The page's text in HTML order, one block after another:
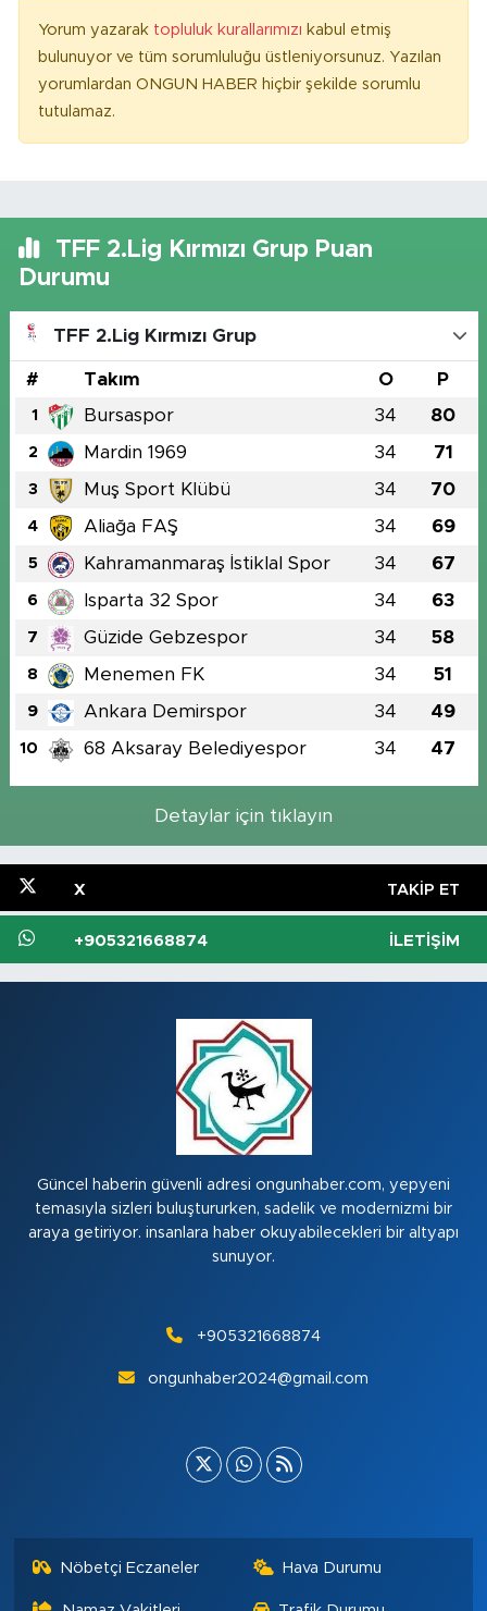
Yorum yazarak topluluk kurallarımızı kabul etmiş
bulunuyor ve tüm sorumluluğu üstleniyorsunuz. Yazılan
yorumlardan ONGUN HABER hiçbir şekilde sorumlu
tutulamaz.
TFF 2.Lig Kırmızı Grup Puan
Durumu
TFF 2.Lig Kırmızı Grup
# Takım O P
1 Bursaspor 34 80
2 Mardin 1969 34 71
3 Muş Sport Klübü 34 70
4 Aliağa FAŞ 34 69
5 Kahramanmaraş İstiklal Spor 34 67
6 Isparta 32 Spor 34 63
7 Güzide Gebzespor 34 58
8 Menemen FK 34 51
9 Ankara Demirspor 34 49
10 68 Aksaray Belediyespor 34 47
Detaylar için tıklayın
X TAKIP ET
+905321668874 İLETIŞIM
Güncel haberin güvenli adresi ongunhaber.com, yepyeni
temasıyla sizleri buluştururken, sadelik ve modernizmi bir
araya getiriyor. insanlara haber okuyabilecekleri bir altyapı
sunuyor.
+905321668874
ongunhaber2024@gmail.com
Nöbetçi Eczaneler Hava Durumu